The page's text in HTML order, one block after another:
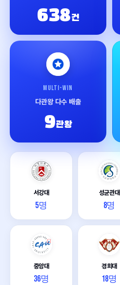
638건
MULTI-WIN
다관왕 다수 배출
9관왕
서강대
5명
성균관대
8명
중앙대
36명
경희대
18명